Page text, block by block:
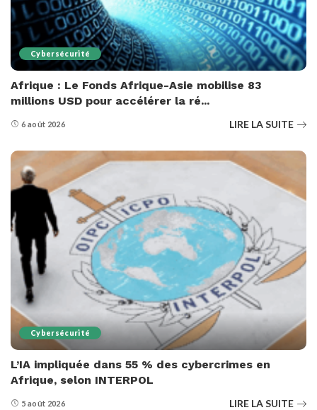
Cybersécurité
Afrique : Le Fonds Afrique-Asie mobilise 83
millions USD pour accélérer la ré...
6 août 2026 LIRE LA SUITE
Cybersécurité
L’IA impliquée dans 55 % des cybercrimes en
Afrique, selon INTERPOL
5 août 2026 LIRE LA SUITE